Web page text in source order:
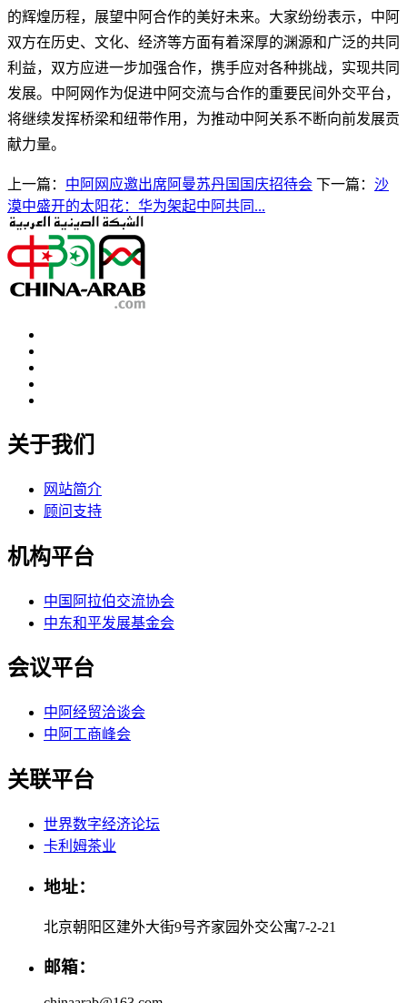
的辉煌历程，展望中阿合作的美好未来。大家纷纷表示，中阿
双方在历史、文化、经济等方面有着深厚的渊源和广泛的共同
利益，双方应进一步加强合作，携手应对各种挑战，实现共同
发展。中阿网作为促进中阿交流与合作的重要民间外交平台，
将继续发挥桥梁和纽带作用，为推动中阿关系不断向前发展贡
献力量。
上一篇： 中阿网应邀出席阿曼苏丹国国庆招待会 下一篇： 沙
漠中盛开的太阳花：华为架起中阿共同...
关于我们
网站简介
顾问支持
机构平台
中国阿拉伯交流协会
中东和平发展基金会
会议平台
中阿经贸洽谈会
中阿工商峰会
关联平台
世界数字经济论坛
卡利姆茶业
地址：
北京朝阳区建外大街9号齐家园外交公寓7-2-21
邮箱：